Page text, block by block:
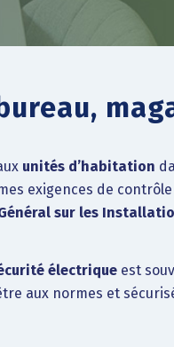
unités d’habitation
exigences de
sur les
électrique est
aux normes et